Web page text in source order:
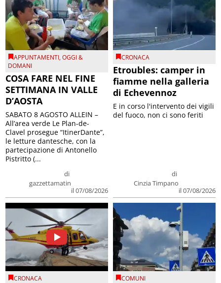
APPUNTAMENTI,OGGI &
DOMANI
COSA FARE NEL FINE
SETTIMANA IN VALLE
D’AOSTA
di
gazzettamatin
il 07/08/2026
SABATO 8 AGOSTO ALLEIN –
All’area verde Le Plan-de-
Clavel prosegue “ItinerDante”,
le letture dantesche, con la
partecipazione di Antonello
Pistritto (...
CRONACA
Etroubles: camper in
fiamme nella galleria
di Echevennoz
di
Cinzia Timpano
il 07/08/2026
E in corso l'intervento dei vigili
del fuoco, non ci sono feriti
CRONACA COMUNI